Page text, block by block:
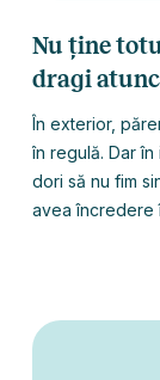
Nu ține
dragi
În exterior,
în regulă. Dar
dori să nu fim
avea încredere
are habar ce
emoțiile, cu
ținem și de